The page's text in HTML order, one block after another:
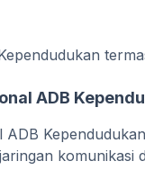
ADB
ADB
komunikasi